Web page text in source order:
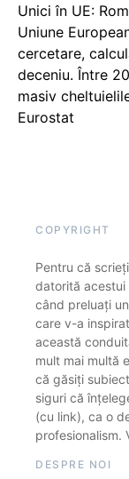
Unici în UE:
Uniune
cercetare,
deceniu. Între
masiv
Eurostat
COPYRIGHT
Pentru că
datorită
când preluați
care v-a
această
mult mai multă
că găsiți
siguri că
(cu link), ca o
profesionalism.
DESPRE NOI